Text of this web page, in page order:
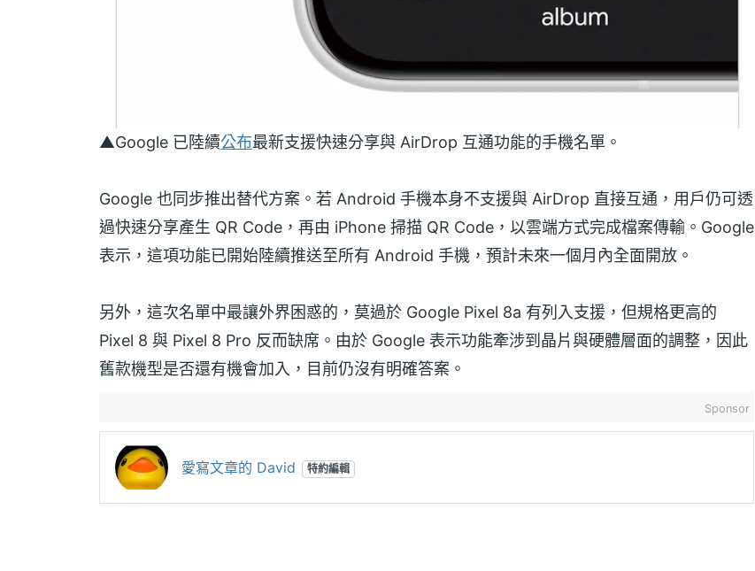
▲Google 已陸續公布最新支援快速分享與 AirDrop 互通功能的手機名單。
Google 也同步推出替代方案。若 Android 手機本身不支援與 AirDrop 直接互通，用戶仍可透
過快速分享產生 QR Code，再由 iPhone 掃描 QR Code，以雲端方式完成檔案傳輸。Google
表示，這項功能已開始陸續推送至所有 Android 手機，預計未來一個月內全面開放。
另外，這次名單中最讓外界困惑的，莫過於 Google Pixel 8a 有列入支援，但規格更高的
Pixel 8 與 Pixel 8 Pro 反而缺席。由於 Google 表示功能牽涉到晶片與硬體層面的調整，因此
舊款機型是否還有機會加入，目前仍沒有明確答案。
Sponsor
愛寫文章的 David 特約編輯